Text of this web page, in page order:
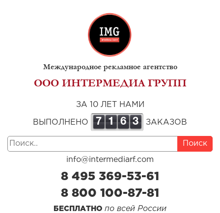
Международное рекламное агентство
ООО ИНТЕРМЕДИА ГРУПП
ЗА 10 ЛЕТ НАМИ
ВЫПОЛНЕНО 7 1 6 3 ЗАКАЗОВ
Поиск
info@intermediarf.com
8 495 369-53-61
8 800 100-87-81
БЕСПЛАТНО по всей России